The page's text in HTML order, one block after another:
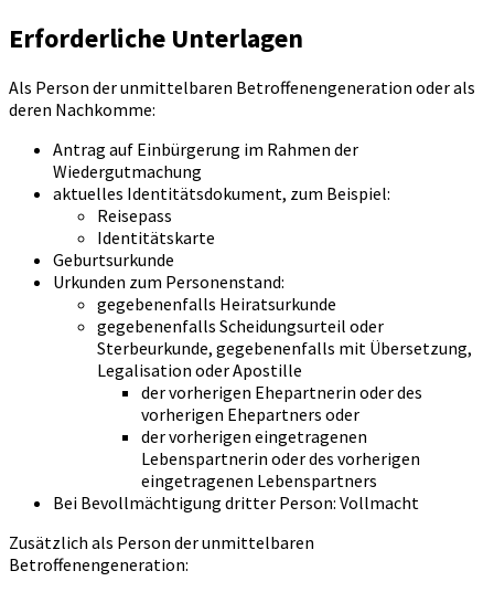
Erforderliche Unterlagen
Als Person der unmittelbaren Betroffenengeneration oder als
deren Nachkomme:
Antrag auf Einbürgerung im Rahmen der
Wiedergutmachung
aktuelles Identitätsdokument, zum Beispiel:
Reisepass
Identitätskarte
Geburtsurkunde
Urkunden zum Personenstand:
gegebenenfalls Heiratsurkunde
gegebenenfalls Scheidungsurteil oder
Sterbeurkunde, gegebenenfalls mit Übersetzung,
Legalisation oder Apostille
der vorherigen Ehepartnerin oder des
vorherigen Ehepartners oder
der vorherigen eingetragenen
Lebenspartnerin oder des vorherigen
eingetragenen Lebenspartners
Bei Bevollmächtigung dritter Person: Vollmacht
Zusätzlich als Person der unmittelbaren
Betroffenengeneration: